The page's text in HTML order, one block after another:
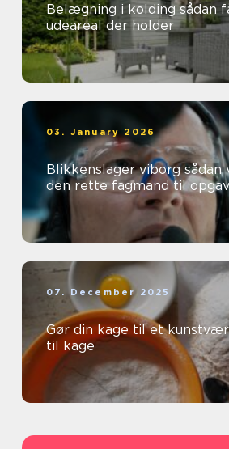
Belægning i kolding sådan får du et
udeareal der holder
03. January 2026
Blikkenslager viborg sådan vælger du
den rette fagmand til
07. December 2025
Gør din kage til et
til kage